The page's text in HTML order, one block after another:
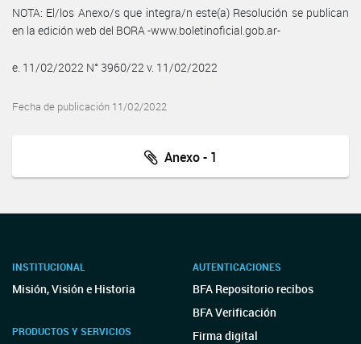
NOTA: El/los Anexo/s que integra/n este(a) Resolución se publican
en la edición web del BORA -www.boletinoficial.gob.ar-
e. 11/02/2022 N° 3960/22 v. 11/02/2022
Fecha de publicación 11/02/2022
Anexo - 1
INSTITUCIONAL
Misión, Visión e Historia
PRODUCTOS Y SERVICIOS
AUTENTICACIONES
BFA Repositorio recibos
BFA Verificación
Firma digital